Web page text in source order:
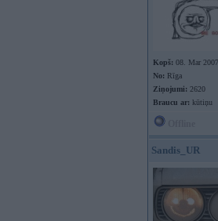
Kopš: 08. Mar 2007
No: Rīga
Ziņojumi: 2620
Braucu ar: kūtiņu
Sandis_UR